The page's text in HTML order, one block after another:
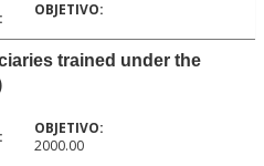
trained under the
2000.00